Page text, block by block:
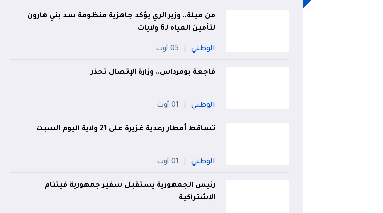
من ميلة.. وزير الري يؤكد جاهزية منظومة سد بني هارون
لتأمين المياه لـ6 ولايات
الوطني 05 أوت
فاجعة بومرداس.. وزارة الإتصال تحذر
الوطني 01 أوت
تساقط أمطار رعدية غزيرة على 21 ولاية اليوم السبت
الوطني 01 أوت
رئيس الجمهورية يستقبل سفير جمهورية فيتنام
الإشتراكية